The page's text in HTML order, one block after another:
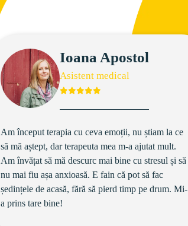
Ioana Apostol
Asistent medical
Am început terapia cu ceva emoții, nu știam la ce
să mă aștept, dar terapeuta mea m-a ajutat mult.
Am învățat să mă descurc mai bine cu stresul și să
nu mai fiu așa anxioasă. E fain că pot să fac
ședințele de acasă, fără să pierd timp pe drum. Mi-
a prins tare bine!